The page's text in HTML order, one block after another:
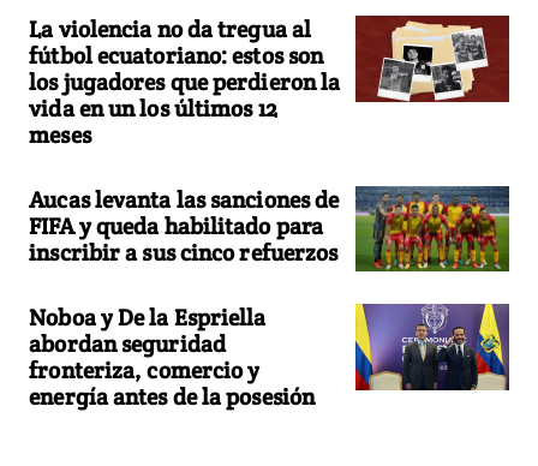
La violencia no da tregua al
fútbol ecuatoriano: estos son
los jugadores que perdieron la
vida en un los últimos 12
meses
Aucas levanta las sanciones de
FIFA y queda habilitado para
inscribir a sus cinco refuerzos
Noboa y De la Espriella
abordan seguridad
fronteriza, comercio y
energía antes de la posesión